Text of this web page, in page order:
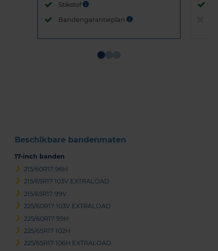
Stikstof
Bandengarantieplan
Beschikbare bandenmaten
17-inch banden
215/60R17 96H
215/65R17 103V EXTRALOAD
215/65R17 99V
225/60R17 103V EXTRALOAD
225/60R17 99H
225/65R17 102H
225/65R17 106H EXTRALOAD